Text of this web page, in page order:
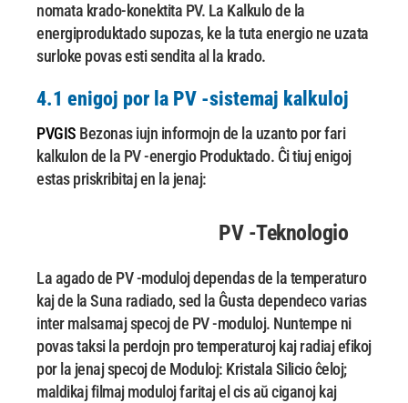
nomata krado-konektita PV. La Kalkulo de la
energiproduktado supozas, ke la tuta energio ne uzata
surloke povas esti sendita al la krado.
4.1 enigoj por la PV -sistemaj kalkuloj
PVGIS Bezonas iujn informojn de la uzanto por fari
kalkulon de la PV -energio Produktado. Ĉi tiuj enigoj
estas priskribitaj en la jenaj:
PV -Teknologio
La agado de PV -moduloj dependas de la temperaturo
kaj de laSuna radiado, sed la Ĝusta dependeco varias
inter malsamaj specoj de PV -moduloj. Nuntempe ni
povastaksi la perdojn pro temperaturoj kaj radiaj efikoj
por la jenaj specoj de Moduloj: Kristala Silicio ĉeloj;
maldikaj filmaj moduloj faritaj el cis aŭ ciganoj kaj